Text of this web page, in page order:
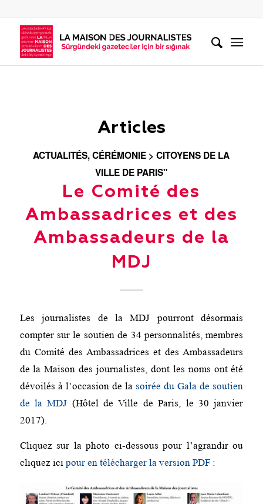
Articles
ACTUALITÉS,CÉRÉMONIE > CITOYENS DE LA
VILLE DE PARIS"
Le Comité des
Ambassadrices et des
Ambassadeurs de la
MDJ
Les journalistes de la MDJ pourront désormais
compter sur le soutien de 34 personnalités, membres
du Comité des Ambassadrices et des Ambassadeurs
de la Maison des journalistes, dont les noms ont été
dévoilés à l’occasion de lasoirée du Gala de soutien
de la MDJ (Hôtel de Ville de Paris, le 30 janvier
2017).
Cliquez sur la photo ci-dessous pour l’agrandir ou
cliquez ici pour en télécharger la version PDF: